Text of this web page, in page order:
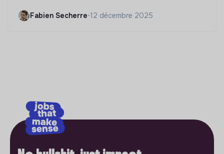
Fabien Secherre•12 décembre 2025